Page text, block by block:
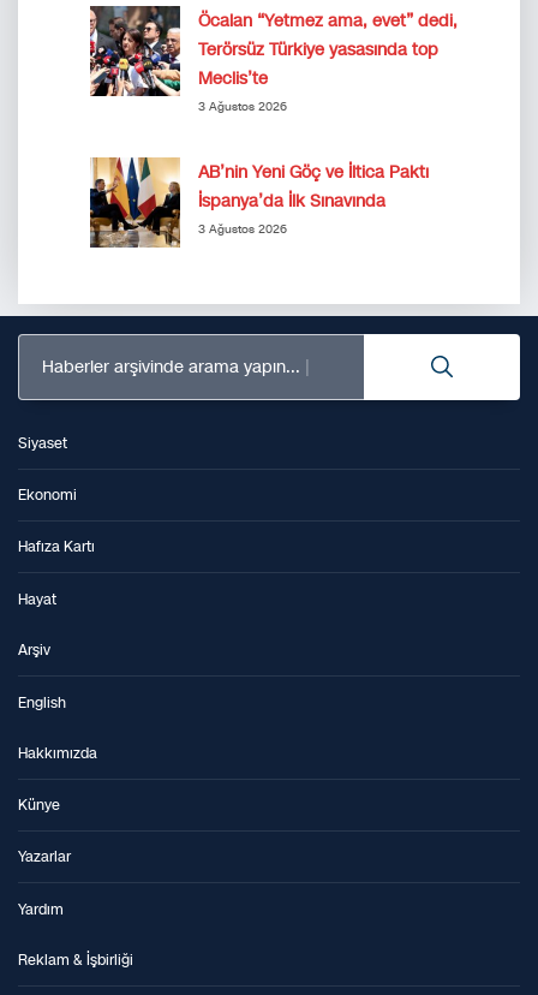
Öcalan “Yetmez ama, evet” dedi,
Terörsüz Türkiye yasasında top
Meclis’te
3 Ağustos 2026
AB’nin Yeni Göç ve İltica Paktı
İspanya’da İlk Sınavında
3 Ağustos 2026
Haberler arşivinde arama yapın...
Siyaset
Ekonomi
Hafıza Kartı
Hayat
Arşiv
English
Hakkımızda
Künye
Yazarlar
Yardım
Reklam & İşbirliği